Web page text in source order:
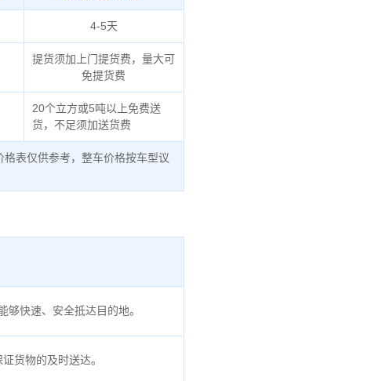
4-5天
提货须加上门提货费，量大可
免提货费
20个立方或5吨以上免费送
货，不足须加送货费
表仅供参考，整车价格按车型议
快速、安全抵达目的地。
货物的及时送达。